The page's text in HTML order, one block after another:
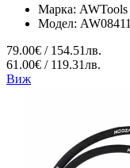
Марка: AWTools
Модел: AW08411
79.00€ / 154.51лв.
61.00€ / 119.31лв.
Виж